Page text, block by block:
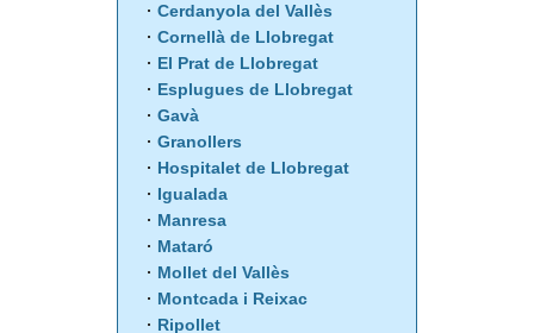
Cerdanyola del Vallès
Cornellà de Llobregat
El Prat de Llobregat
Esplugues de Llobregat
Gavà
Granollers
Hospitalet de Llobregat
Igualada
Manresa
Mataró
Mollet del Vallès
Montcada i Reixac
Ripollet